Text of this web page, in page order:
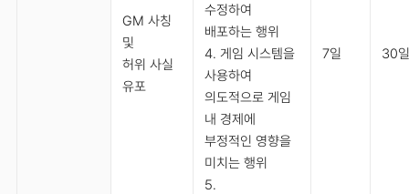
GM 사칭
및
허위 사실
유포
수정하여
배포하는 행위
4. 게임 시스템을
사용하여
의도적으로 게임
내 경제에
부정적인 영향을
미치는 행위
5.
7일 30일